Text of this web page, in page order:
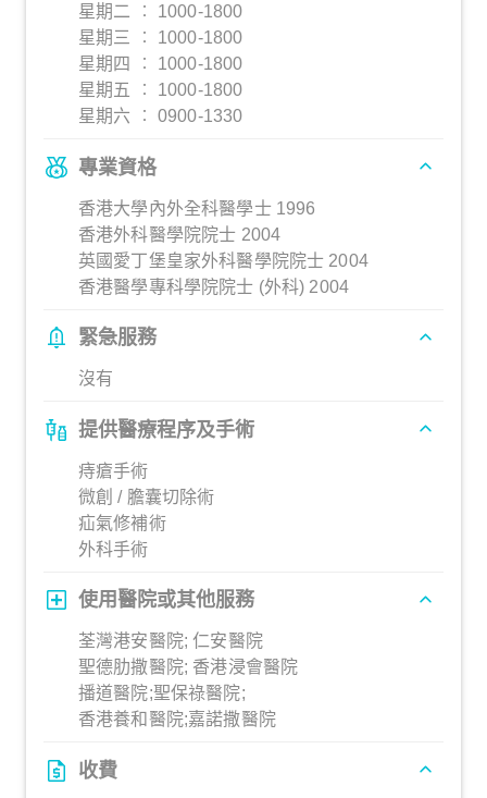
星期二 ︰ 1000-1800
星期三 ︰ 1000-1800
星期四 ︰ 1000-1800
星期五 ︰ 1000-1800
星期六 ︰ 0900-1330
專業資格
香港大學內外全科醫學士 1996
香港外科醫學院院士 2004
英國愛丁堡皇家外科醫學院院士 2004
香港醫學專科學院院士 (外科) 2004
緊急服務
沒有
提供醫療程序及手術
痔瘡手術
微創 / 膽囊切除術
疝氣修補術
外科手術
使用醫院或其他服務
荃灣港安醫院; 仁安醫院
聖德肋撒醫院; 香港浸會醫院
播道醫院;聖保祿醫院;
香港養和醫院;嘉諾撒醫院
收費